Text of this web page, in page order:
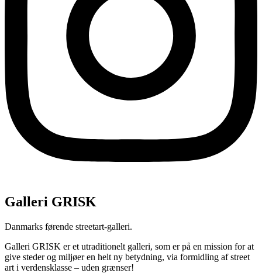
Galleri GRISK
Danmarks førende streetart-galleri.
Galleri GRISK er et utraditionelt galleri, som er på en mission for at
give steder og miljøer en helt ny betydning, via formidling af street
art i verdensklasse – uden grænser!